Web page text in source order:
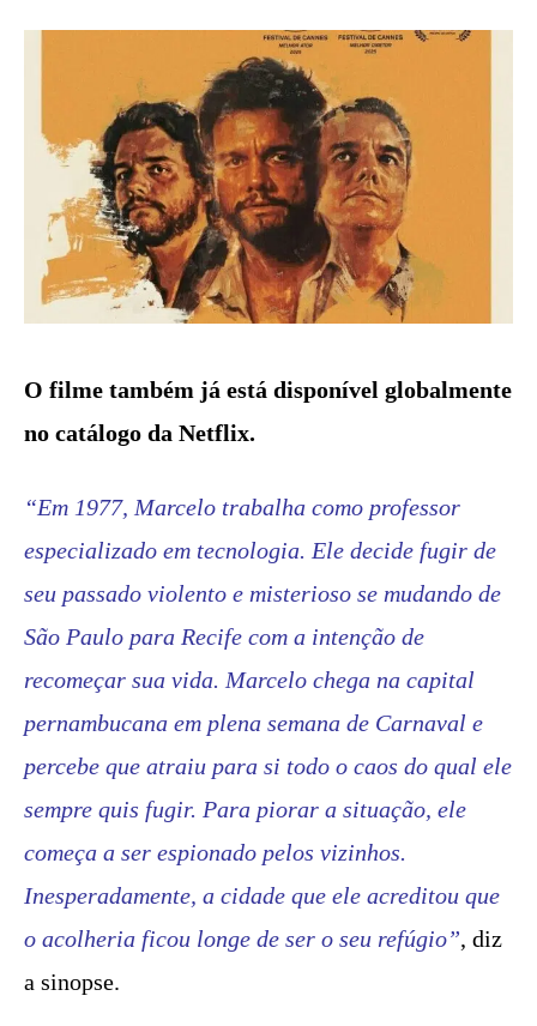
O filme também já está disponível globalmente
no catálogo da Netflix.
“Em 1977, Marcelo trabalha como professor
especializado em tecnologia. Ele decide fugir de
seu passado violento e misterioso se mudando de
São Paulo para Recife com a intenção de
recomeçar sua vida. Marcelo chega na capital
pernambucana em plena semana de Carnaval e
percebe que atraiu para si todo o caos do qual ele
sempre quis fugir. Para piorar a situação, ele
começa a ser espionado pelos vizinhos.
Inesperadamente, a cidade que ele acreditou que
o acolheria ficou longe de ser o seu refúgio”, diz
a sinopse.